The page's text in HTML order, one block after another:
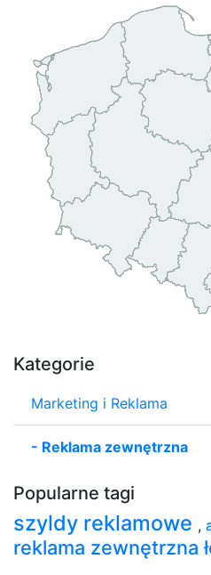
Kategorie
Marketing i Reklama
- Reklama zewnętrzna
Popularne tagi
szyldy reklamowe ,
reklama zewnętrzna